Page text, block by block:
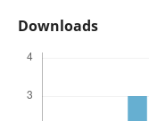
Downloads